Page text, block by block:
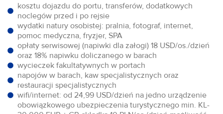
kosztu dojazdu do portu, transferów, dodatkowych
noclegów przed i po rejsie
wydatki natury osobistej: pralnia, fotograf, internet,
pomoc medyczna, fryzjer, SPA
opłaty serwisowej (napiwki dla załogi) 18 USD/os./dzień
oraz 18% napiwku doliczanego w barach
wycieczek fakultatywnych w portach
napojów w barach, kaw specjalistycznych oraz
restauracji specjalistycznych
wifi/internet: od 24,99 USD/dzień na jedno urządzenie
obowiązkowego ubezpieczenia turystycznego min. KL-